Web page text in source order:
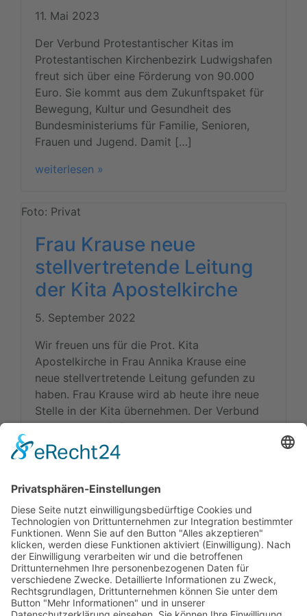
11. Mai 2023
Der Verbund Protestantischer Kitas im
Protestantischen Kirchenbezirk Ludwigshafen
freut sich über eine Förderung von 90.000
Euro. Sie kommt aus dem Zukunftspaket für
Bewegung, Kultur und Gesundheit des
Bundesministeriums für Familie, Senioren,
Frauen und Jugend. Damit […]
weiterlesen »
Foto: Privat
Frau Krause neue
stellvertretende Leitung
der Kita Apostelkirche
5. September 2022
Wir freuen uns für die Prot. Kita
Apostelkirche in Frau Annika Krause eine
neue stellvertretende Leitung gefunden zu
haben. Frau Krause wird ab heute ihre neue
Stelle in der Kita übernehmen. Der Verbund
wünscht Frau […]
weiterlesen »
Kitas
Übersicht
Über uns
Struktur
Team
Suche nach neuen Fachkräften
Für Eltern